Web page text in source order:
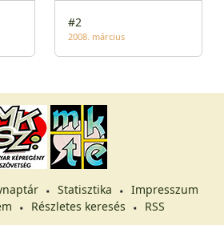
#2
2008. március
Statisztika
Impresszum
Részletes keresés RSS